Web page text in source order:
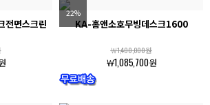
전면스크린
22%
KA-홈앤소호무빙데스크1600
￦1,400,000원
￦1,085,700원